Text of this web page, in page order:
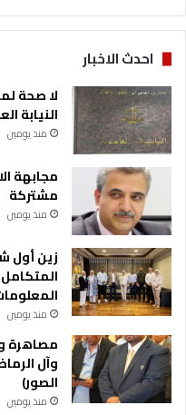
احدث الاخبار
لا صحة
النيابة
منذ يومين
مجابهة
مشتركة
منذ يومين
زين أول
منذ يومين
مصاهرة
وآل
الصور)
منذ يومين